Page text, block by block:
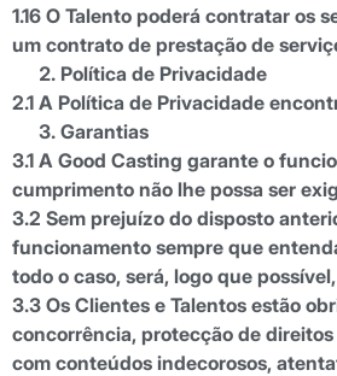
1.16 O Talento poderá contratar os
um contrato de prestação de
Política de Privacidade
2.1 A Política de Privacidade
Garantias
3.1 A Good Casting garante o
cumprimento não lhe possa ser
3.2 Sem prejuízo do disposto
funcionamento sempre que
todo o caso, será, logo que
3.3 Os Clientes e Talentos estão
concorrência, protecção de
com conteúdos indecorosos,